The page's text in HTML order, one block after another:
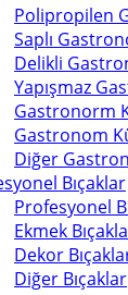
Polipropilen
Saplı
Delikli
Yapışmaz
Gastronorm
Gastronom
Diğer
Bıçaklar
Profesyonel
Ekmek
Dekor
Diğer Bıçaklar